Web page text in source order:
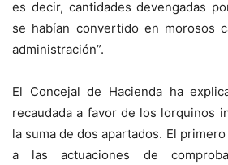
es decir, cantidades devengadas
se habían convertido en morosos
administración”.
El Concejal de Hacienda ha
recaudada a favor de los lorquinos
la suma de dos apartados. El
a las actuaciones de